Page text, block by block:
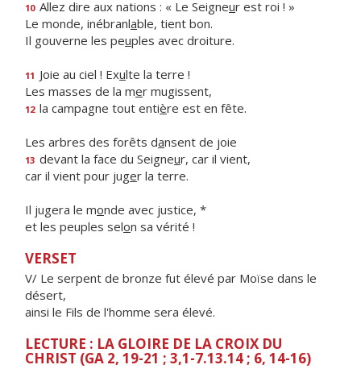
10 Allez dire aux nations : « Le Seigneur est roi ! »
Le monde, inébranlable, tient bon.
Il gouverne les peuples avec droiture.
11 Joie au ciel ! Exulte la terre !
Les masses de la mer mugissent,
12 la campagne tout entière est en fête.
Les arbres des forêts dansent de joie
13 devant la face du Seigneur, car il vient,
car il vient pour juger la terre.
Il jugera le monde avec justice, *
et les peuples selon sa vérité !
VERSET
V/ Le serpent de bronze fut élevé par Moïse dans le
désert,
ainsi le Fils de l'homme sera élevé.
LECTURE : LA GLOIRE DE LA CROIX DU
CHRIST (GA 2, 19-21 ; 3,1-7.13.14 ; 6, 14-16)